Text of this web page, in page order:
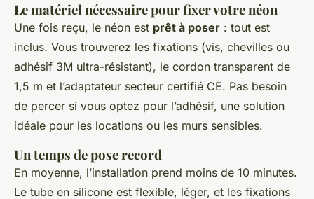
Le matériel nécessaire pour fixer votre néon
Une fois reçu, le néon est prêt à poser : tout est
inclus. Vous trouverez les fixations (vis, chevilles ou
adhésif 3M ultra-résistant), le cordon transparent de
1,5 m et l’adaptateur secteur certifié CE. Pas besoin
de percer si vous optez pour l’adhésif, une solution
idéale pour les locations ou les murs sensibles.
Un temps de pose record
En moyenne, l’installation prend moins de 10 minutes.
Le tube en silicone est flexible, léger, et les fixations